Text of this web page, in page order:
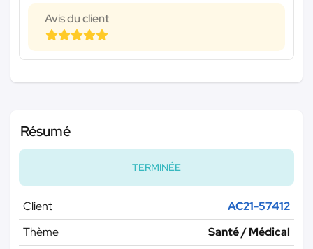
Avis du client
Résumé
TERMINÉE
Client
AC21-57412
Thème
Santé / Médical